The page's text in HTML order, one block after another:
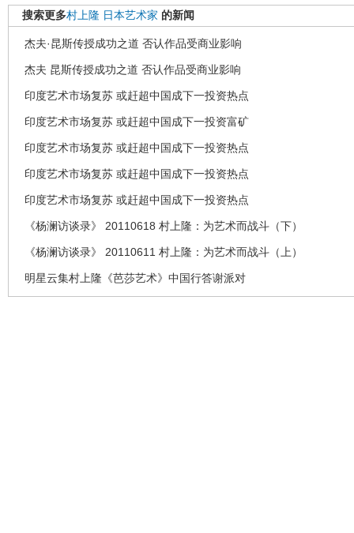
搜索更多村上隆 日本艺术家 的新闻
杰夫·昆斯传授成功之道 否认作品受商业影响
杰夫 昆斯传授成功之道 否认作品受商业影响
印度艺术市场复苏 或赶超中国成下一投资热点
印度艺术市场复苏 或赶超中国成下一投资富矿
印度艺术市场复苏 或赶超中国成下一投资热点
印度艺术市场复苏 或赶超中国成下一投资热点
印度艺术市场复苏 或赶超中国成下一投资热点
《杨澜访谈录》 20110618 村上隆：为艺术而战斗（下）
《杨澜访谈录》 20110611 村上隆：为艺术而战斗（上）
明星云集村上隆《芭莎艺术》中国行答谢派对